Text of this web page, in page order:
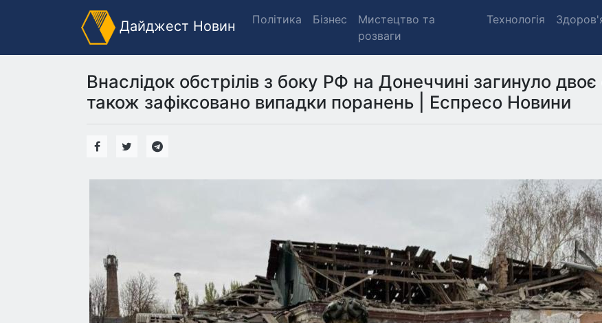
Дайджест Новин Політика Бізнес
Мистецтво та
розваги
Технологія
Внаслідок обстрілів з боку РФ на Донеччині загинуло двоє
також зафіксовано випадки поранень | Еспресо Новини